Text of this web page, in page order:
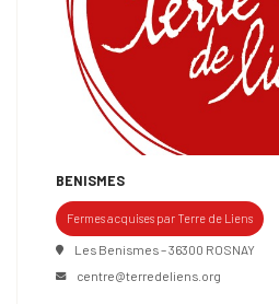
BENISMES
Fermes acquises par Terre de Liens
Les Benismes – 36300 ROSNAY
centre@terredeliens.org